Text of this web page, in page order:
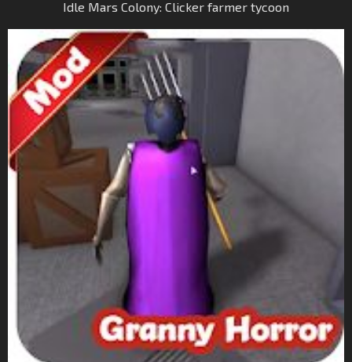
Idle Mars Colony: Clicker farmer tycoon